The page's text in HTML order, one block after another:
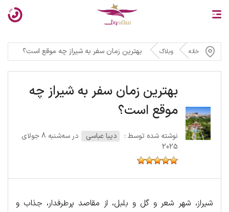
خانه وبلاگ بهترین زمان سفر به شیراز چه موقع است؟
بهترین زمان سفر به شیراز چه
موقع است؟
نوشته شده توسط : دیبا عباسی
در سه‌شنبه 8 جولای
2025
شیراز، شهر شعر و گل و بلبل، از مقاصد پرطرفدار، جذاب و